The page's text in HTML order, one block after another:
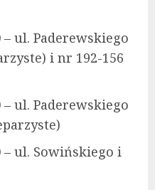
– ul. Paderewskiego
i nr 192-156
– ul. Paderewskiego
– ul. Sowińskiego i